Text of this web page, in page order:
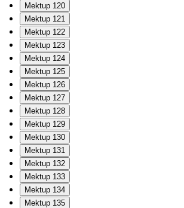
Mektup 120
Mektup 121
Mektup 122
Mektup 123
Mektup 124
Mektup 125
Mektup 126
Mektup 127
Mektup 128
Mektup 129
Mektup 130
Mektup 131
Mektup 132
Mektup 133
Mektup 134
Mektup 135